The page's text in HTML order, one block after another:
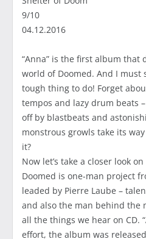
9/10
04.12.2016
“Anna” is the first album that
world of Doomed. And I must
tough thing to do! Forget
tempos and lazy drum beats
off by blastbeats and
monstrous growls take its
it?
Now let’s take a closer look
Doomed is one-man project
leaded by Pierre Laube –
and also the man behind the
all the things we hear on CD.
effort, the album was